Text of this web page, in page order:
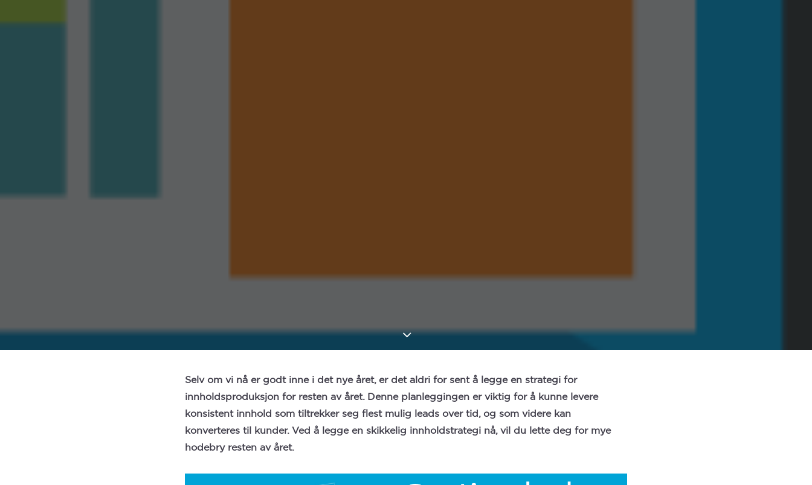
Selv om vi nå er godt inne i det nye året, er det aldri for sent å legge en strategi for
innholdsproduksjon for resten av året. Denne planleggingen er viktig for å kunne levere
konsistent innhold som tiltrekker seg flest mulig leads over tid, og som videre kan
konverteres til kunder. Ved å legge en skikkelig innholdstrategi nå, vil du lette deg for mye
hodebry resten av året.